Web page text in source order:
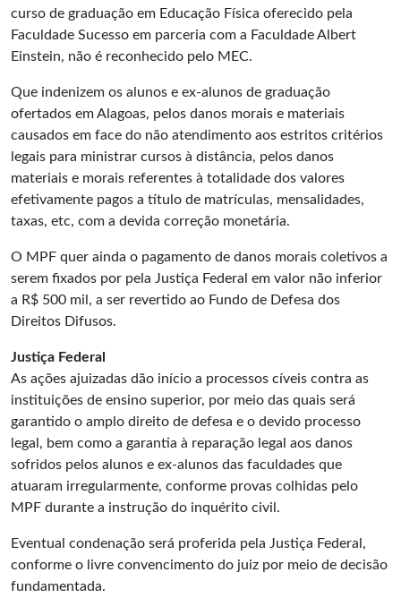
curso de graduação em Educação Física oferecido pela
Faculdade Sucesso em parceria com a Faculdade Albert
Einstein, não é reconhecido pelo MEC.
Que indenizem os alunos e ex-alunos de graduação
ofertados em Alagoas, pelos danos morais e materiais
causados em face do não atendimento aos estritos critérios
legais para ministrar cursos à distância, pelos danos
materiais e morais referentes à totalidade dos valores
efetivamente pagos a título de matrículas, mensalidades,
taxas, etc, com a devida correção monetária.
O MPF quer ainda o pagamento de danos morais coletivos a
serem fixados por pela Justiça Federal em valor não inferior
a R$ 500 mil, a ser revertido ao Fundo de Defesa dos
Direitos Difusos.
Justiça Federal
As ações ajuizadas dão início a processos cíveis contra as
instituições de ensino superior, por meio das quais será
garantido o amplo direito de defesa e o devido processo
legal, bem como a garantia à reparação legal aos danos
sofridos pelos alunos e ex-alunos das faculdades que
atuaram irregularmente, conforme provas colhidas pelo
MPF durante a instrução do inquérito civil.
Eventual condenação será proferida pela Justiça Federal,
conforme o livre convencimento do juiz por meio de decisão
fundamentada.